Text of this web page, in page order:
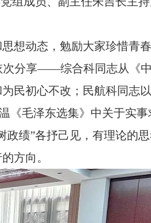
动态，勉励大家珍惜青
分享——综合科同志从《中
民初心不改；民航科同志
《毛泽东选集》中关于实事
绩”各抒己见，有理论的
方向。